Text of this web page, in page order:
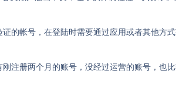
证的帐号，在登陆时需要通过应用或者其他方
刚注册两个月的账号，没经过运营的账号，也